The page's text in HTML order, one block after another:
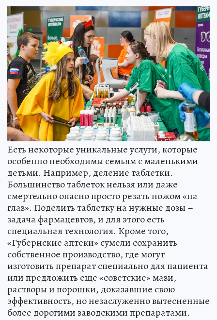
Есть некоторые уникальные услуги, которые
особенно необходимы семьям с маленькими
детьми. Например, деление таблетки.
Большинство таблеток нельзя или даже
смертельно опасно просто резать ножом «на
глаз». Поделить таблетку на нужные дозы –
задача фармацевтов, и для этого есть
специальная технология. Кроме того,
«Губернские аптеки» сумели сохранить
собственное производство, где могут
изготовить препарат специально для пациента
или предложить еще «советские» мази,
растворы и порошки, доказавшие свою
эффективность, но незаслуженно вытесненные
более дорогими заводскими препаратами.